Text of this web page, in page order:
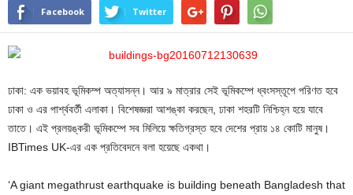
Facebook Twitter
ঢাকা: এক ভয়াবহ ভূমিকম্প অত্যাসন্ন। আর ৯ মাত্রার সেই ভূমিকম্পে ধ্বংসস্তূপে পরিণত হবে
ঢাকা ও এর পার্শ্ববর্তী এলাকা। বিশেষজ্ঞরা আশঙ্কা করছেন, ঢাকা শহরটি নিশ্চিহ্ন হয়ে যাবে
তাতে। এই প্রলয়ঙ্করী ভূমিকম্পে সব মিলিয়ে ক্ষতিগ্রস্ত হবে দেশের প্রায় ১৪ কোটি মানুষ।
IBTimes UK-এর এক প্রতিবেদনে বলা হয়েছে একথা।
‘A giant megathrust earthquake is building beneath Bangladesh that